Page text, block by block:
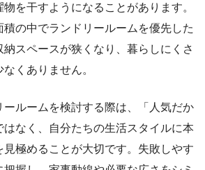
を干すようになることがあります。
積の中でランドリールームを優先した
スペースが狭くなり、暮らしにくさ
くありません。
ールームを検討する際は、「人気だか
はなく、自分たちの生活スタイルに本
見極めることが大切です。失敗しやす